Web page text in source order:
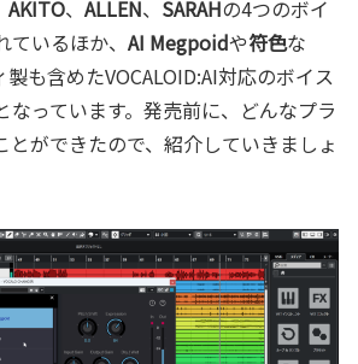
AKITO、 ALLEN、 SARAHの4つのボイ
いるほか、 AI Megpoidや符色な
も含めたVOCALOID:AI対応のボイス
なっています。発売前に、どんなプラ
とができたので、紹介していきましょ